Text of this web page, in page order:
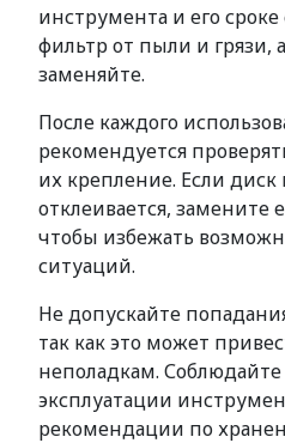
инструмента и его
фильтр от пыли и грязи,
заменяйте.
После каждого
рекомендуется
их крепление. Если
отклеивается, замените
чтобы избежать
ситуаций.
Не допускайте
так как это может
неполадкам.
эксплуатации
рекомендации по